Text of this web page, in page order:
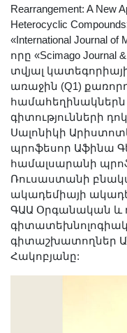
Այլ ակադեմիաներ
«Գիտություն» թերթ
«Գիտության
հանդես
Հրապարակումներ
մամուլում
Ազդեր
Հոբելյաններ
Համալսարաններ
Նորություններ
Գիտական
Սփյուռքի
Երիտասարդ
Rearrangement: A New
Heterocyclic
«International Journal
որը «Scimago Journal
տվյալ
առաջին (Q1)
համահեղինակներն
գիտությունների
Սալոնիկի
պրոֆեսոր Աֆինա
համալսարանի
Ռուսաստանի
ակադեմիայի
ԳԱԱ Օրգանական և
գիտաշխատողներ
Հակոբյանը: